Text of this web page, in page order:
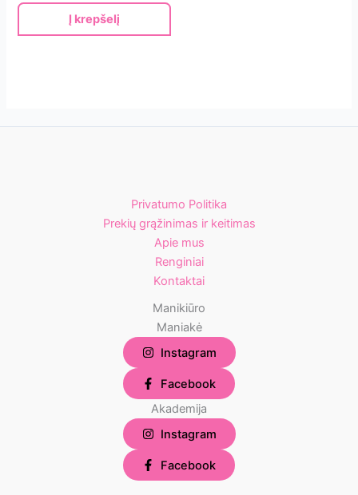
for
Į krepšelį
Privatumo Politika
Prekių grąžinimas ir keitimas
Apie mus
Renginiai
Kontaktai
Manikiūro
Maniakė
Instagram
Facebook
Akademija
Instagram
Facebook